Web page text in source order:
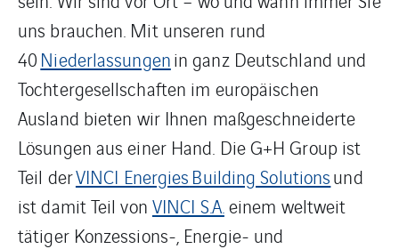
uns brauchen. Mit unseren rund
40 Niederlassungenin ganz Deutschland und
Tochtergesellschaften im europäischen
Ausland bieten wir Ihnen maßgeschneiderte
Lösungen aus einer Hand. Die G+H Group ist
Teil derVINCI Energies Building Solutionsund
ist damit Teil von VINCI S.A.einem weltweit
tätiger Konzessions-, Energie- und